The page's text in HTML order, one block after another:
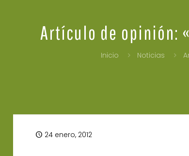
Artículo de opinión:
Inicio Noticias
24 enero, 2012